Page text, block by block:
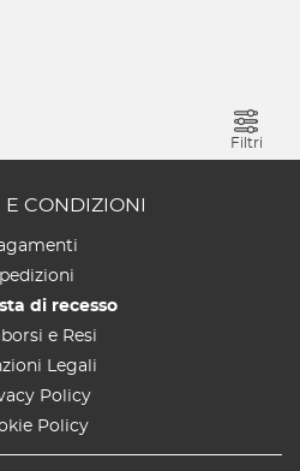
CONDIZIONI
di recesso
e Resi
Legali
Policy
Policy
Filtri